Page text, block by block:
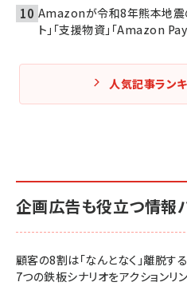
Amazonが令和8年熊本地震
ト」「支援物資」「Amazon
人気記事ラン
企画広告も役立つ情報
顧客の8割は「なんとなく」離脱す
7つの鉄板シナリオをアクションリ